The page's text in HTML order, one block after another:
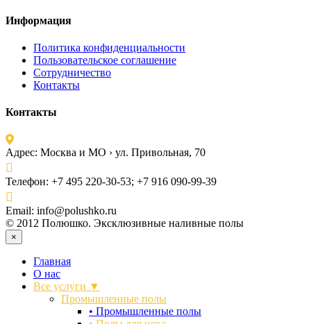
Информация
Политика конфиденциальности
Пользовательское соглашение
Сотрудничество
Контакты
Контакты
Адрес: Москва и МО › ул. Привольная, 70
Телефон: +7 495 220-30-53; +7 916 090-99-39
Email: info@polushko.ru
© 2012 Полюшко. Эксклюзивные наливные полы
×
Главная
О нас
Все услуги ▼
Промышленные полы
• Промышленные полы